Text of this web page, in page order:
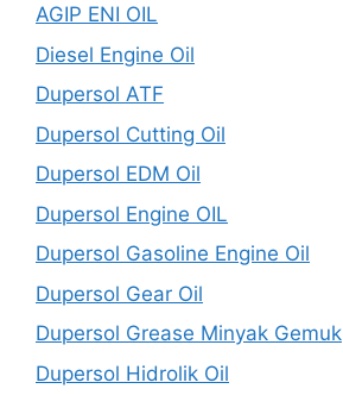
AGIP ENI OIL
Diesel Engine Oil
Dupersol ATF
Dupersol Cutting Oil
Dupersol EDM Oil
Dupersol Engine OIL
Dupersol Gasoline Engine Oil
Dupersol Gear Oil
Dupersol Grease Minyak Gemuk
Dupersol Hidrolik Oil